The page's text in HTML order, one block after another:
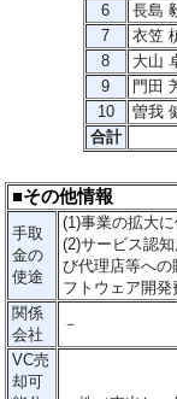
6
長島
7
衣笠
8
大山
9
門田
10
曽我
合計
■その他情報
手取
金の
使途
(1)事業の拡大
(2)サービス認
び代理店等への
フトウェア開
関係
会社
－
VC売
却可